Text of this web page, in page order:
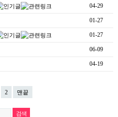
04-29
01-27
01-27
06-09
04-19
2 맨끝